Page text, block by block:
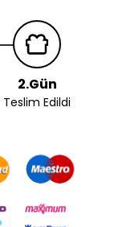
2.Gün
Teslim Edildi